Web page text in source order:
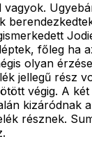
vagyok.
főleg ha
olyan
jellegű rész
végig. A
kizáródnak
résznek.